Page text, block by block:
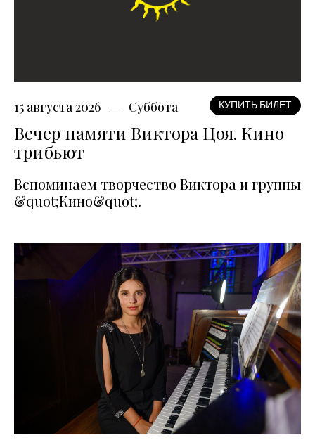
15 августа 2026 Суббота КУПИТЬ БИЛЕТ
Вечер памяти Виктора Цоя. Кино
трибьют
Вспоминаем творчество Виктора и группы
&quot;Кино&quot;.